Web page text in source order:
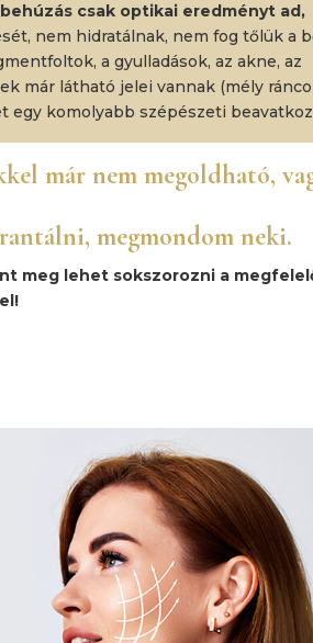
csak optikai eredményt ad,
nem hidratálnak, nem fog tőlük a
a gyulladások, az akne, az
már látható jelei vannak (mély
komolyabb szépészeti
már nem megoldható,
megmondom neki.
meg lehet sokszorozni a